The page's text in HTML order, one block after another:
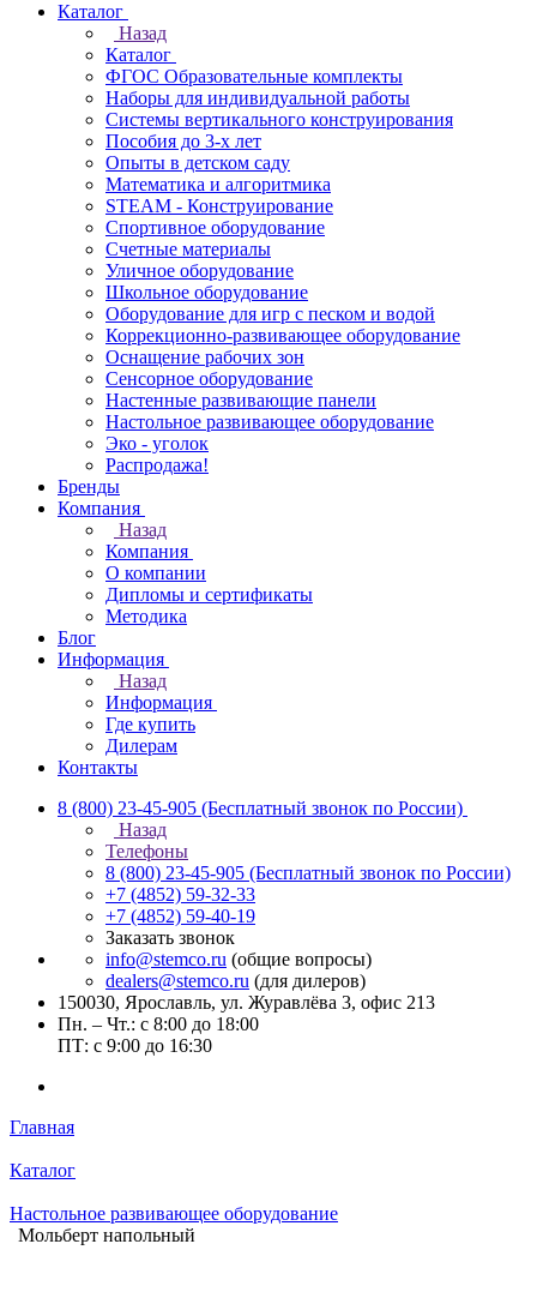
Каталог
Назад
Каталог
ФГОС Образовательные комплекты
Наборы для индивидуальной работы
Системы вертикального конструирования
Пособия до 3-х лет
Опыты в детском саду
Математика и алгоритмика
STEAM - Конструирование
Спортивное оборудование
Счетные материалы
Уличное оборудование
Школьное оборудование
Оборудование для игр с песком и водой
Коррекционно‑развивающее оборудование
Оснащение рабочих зон
Сенсорное оборудование
Настенные развивающие панели
Настольное развивающее оборудование
Эко - уголок
Распродажа!
Бренды
Компания
Назад
Компания
О компании
Дипломы и сертификаты
Методика
Блог
Информация
Назад
Информация
Где купить
Дилерам
Контакты
8 (800) 23-45-905 (Бесплатный звонок по России)
Назад
Телефоны
8 (800) 23-45-905 (Бесплатный звонок по России)
+7 (4852) 59-32-33
+7 (4852) 59-40-19
Заказать звонок
info@stemco.ru (общие вопросы)
dealers@stemco.ru (для дилеров)
150030, Ярославль, ул. Журавлёва 3, офис 213
Пн. – Чт.: с 8:00 до 18:00
ПТ: с 9:00 до 16:30
Главная
Каталог
Настольное развивающее оборудование
Мольберт напольный